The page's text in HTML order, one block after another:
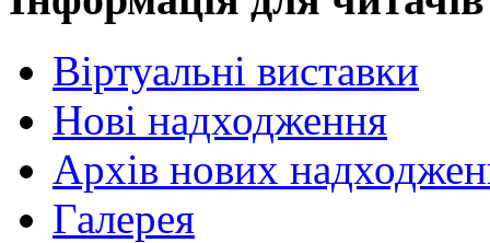
Віртуальні виставки
Нові надходження
Архів нових
Галерея